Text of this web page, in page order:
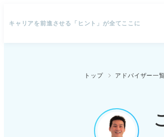
キャリアを前進させる「ヒント」が全てここに
トップ アドバイザー一